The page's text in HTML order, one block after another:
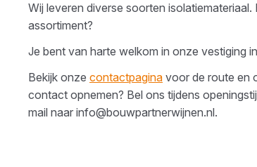
Wij leveren diverse soorten isolatiemateriaal.
assortiment?
Je bent van harte welkom in onze vestiging in
Bekijk onze contactpagina voor de route en
contact opnemen? Bel ons tijdens
mail naar info@bouwpartnerwijnen.nl.